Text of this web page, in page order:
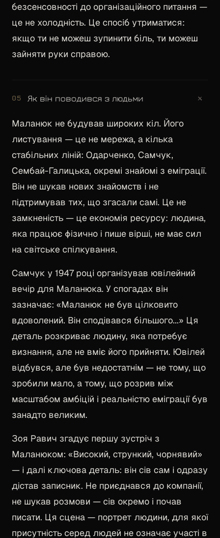
безсенсовності до організаційного питання —
це не холодність. Це спосіб утриматися:
якщо ти не можеш зупинити біль, ти можеш
зайняти руки справою.
05 Як він поводився з людьми +
Маланюк не будував широких кіл. Його
листування — це не мережа, а кілька
стабільних ліній: Одарченко, Самчук,
Сембай-Галицька, окремі знайомі з еміграції.
Він не шукав нових знайомств і не
підтримував тих, що згасали самі. Це не
замкненість — це економія ресурсу: людина,
яка працює фізично і пише вірші, не має сил
на світське спілкування.
Самчук у 1947 році організував ювілейний
вечір для Маланюка. У спогадах він
зазначає: «Маланюк не був цілковито
вдоволений. Він сподівався більшого...» Ця
деталь розкриває людину, яка потребує
визнання, але не вміє його прийняти. Ювілей
відбувся, але був недостатнім — не тому, що
зробили мало, а тому, що розрив між
масштабом амбіцій і реальністю еміграції був
занадто великим.
Зоя Равич згадує першу зустріч з
Маланюком: «Високий, стрункий, чорнявий»
— і далі ключова деталь: він сів сам і одразу
дістав записник. Не приєднався до компанії,
не шукав розмови — сів окремо і почав
писати. Ця сцена — портрет людини, для якої
присутність серед людей не означає участі в